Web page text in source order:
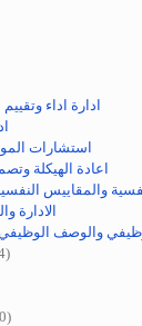
ادارة اداء
استشارات
اعادة الهيكلة
والمقاييس
الادارة
والوصف